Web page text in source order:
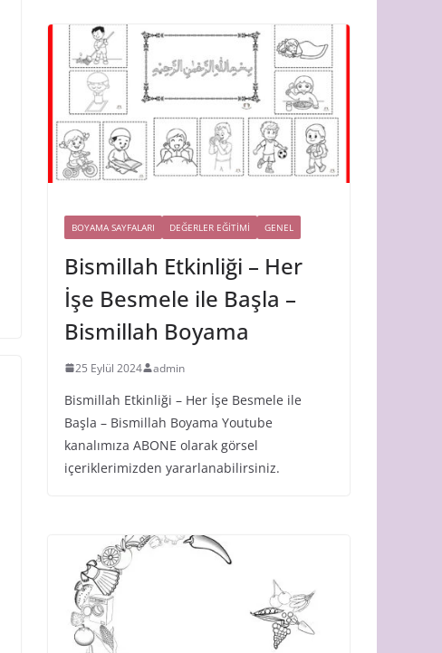
BOYAMA SAYFALARI DEĞERLER EĞİTİMİ GENEL
Bismillah Etkinliği – Her
İşe Besmele ile Başla –
Bismillah Boyama
25 Eylül 2024 admin
Bismillah Etkinliği – Her İşe Besmele ile
Başla – Bismillah Boyama Youtube
kanalımıza ABONE olarak görsel
içeriklerimizden yararlanabilirsiniz.